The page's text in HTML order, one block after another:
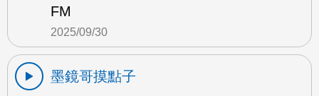
FM
2025/09/30
墨鏡哥摸點子